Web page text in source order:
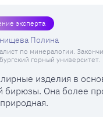
эксперта
Полина
по минералогии.
горный университет.
изделия в
бирюзы. Она более